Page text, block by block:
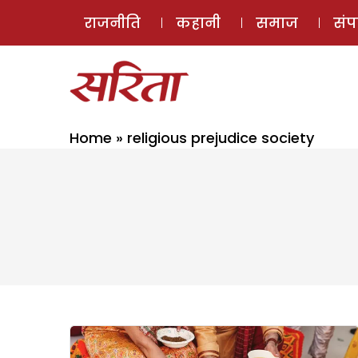
राजनीति कहानी समाज
Home » religious prejudice society